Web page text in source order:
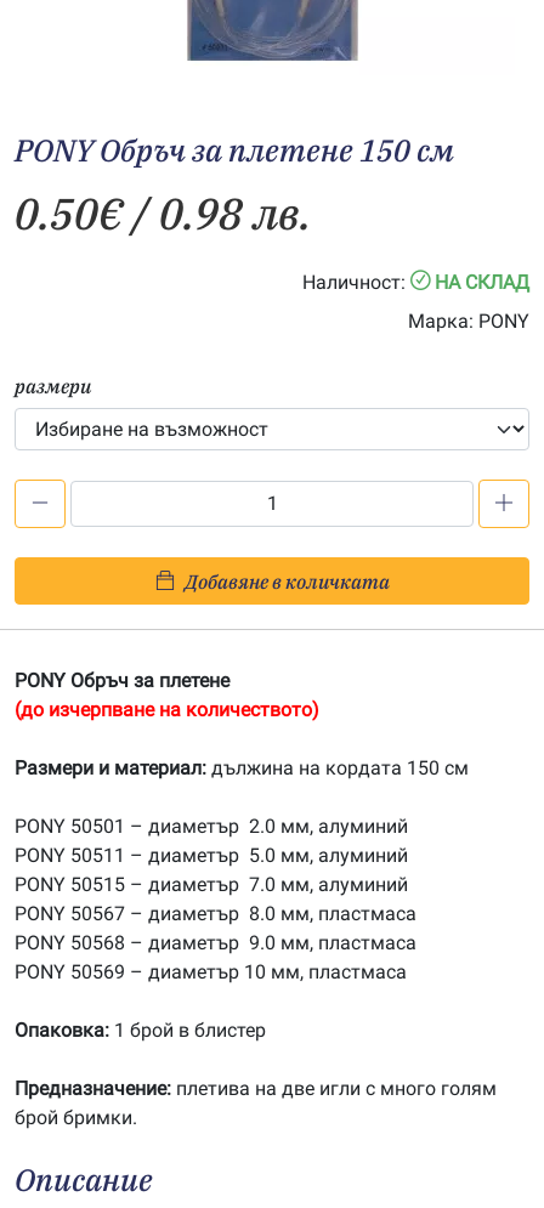
PONY Обръч за плетене 150 см
0.50€/ 0.98 лв.
Наличност:
НА СКЛАД
Марка: PONY
размери
Обръч
за
150
см
Добавяне в количката
PONY Обръч за плетене
(до изчерпване на количеството)
Размери и материал: дължина на кордата 150 см
PONY 50501 – диаметър 2.0 мм, алуминий
PONY 50511 – диаметър 5.0 мм, алуминий
PONY 50515 – диаметър 7.0 мм, алуминий
PONY 50567 – диаметър 8.0 мм, пластмаса
PONY 50568 – диаметър 9.0 мм, пластмаса
PONY 50569 – диаметър 10 мм, пластмаса
Опаковка: 1 брой в блистер
Предназначение: плетива на две игли с много голям
брой бримки.
Описание